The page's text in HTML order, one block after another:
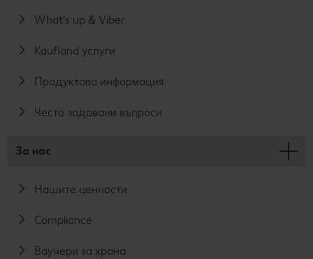
What's up & Viber
Kaufland услуги
Продуктова информация
Често задавани въпроси
За нас
Нашите ценности
Compliance
Ваучери за храна